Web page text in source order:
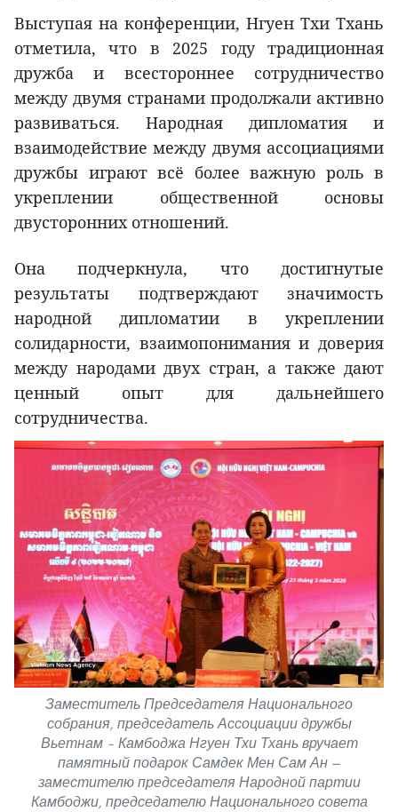
Выступая на конференции, Нгуен Тхи Тхань
отметила, что в 2025 году традиционная
дружба и всестороннее сотрудничество
между двумя странами продолжали активно
развиваться. Народная дипломатия и
взаимодействие между двумя ассоциациями
дружбы играют всё более важную роль в
укреплении общественной основы
двусторонних отношений.
Она подчеркнула, что достигнутые
результаты подтверждают значимость
народной дипломатии в укреплении
солидарности, взаимопонимания и доверия
между народами двух стран, а также дают
ценный опыт для дальнейшего
сотрудничества.
Заместитель Председателя Национального
собрания, председатель Ассоциации дружбы
Вьетнам – Камбоджа Нгуен Тхи Тхань вручает
памятный подарок Самдек Мен Сам Ан —
заместителю председателя Народной партии
Камбоджи, председателю Национального совета